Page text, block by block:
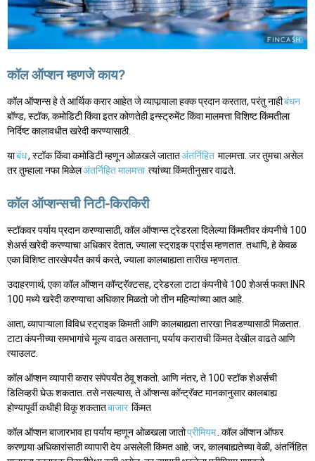
कॉल ऑप्शन म्हणजे काय?
कॉल ऑप्शन्स हे ते आर्थिक करार आहेत जे व्यापार्‍याला हक्क प्रदान करतात, परंतु नाहीबंधन
बॉण्ड, स्टॉक, कमोडिटी किंवा इतर कोणतेही इन्स्ट्रुमेंट किंवा मालमत्ता विशिष्ट किंमतीला
निर्दिष्ट कालावधीत खरेदी करण्यासाठी.
याबंध, स्टॉक किंवा कमोडिटी म्हणून ओळखले जातातअंतर्निहित मालमत्ता. जर तुमचा असेल
तर तुम्हाला नफा मिळेलअंतर्निहित मालमत्ता त्यांच्या किंमतीनुसार वाढते.
कॉल ऑप्शन्सची निटी-किरकिरी
स्टॉकवर पर्याय प्रदान करण्यासाठी, कॉल ऑप्शन्स ट्रेडरला दिलेल्या किंमतीवर कंपनीचे 100
शेअर्स खरेदी करण्याचा अधिकार देतात, ज्याला स्ट्राइक प्राईस म्हणतात. तथापि, हे केवळ
एका विशिष्ट तारखेपर्यंत कार्य करते, ज्याला कालबाह्यता तारीख म्हणतात.
उदाहरणार्थ, एका कॉल ऑप्शन कॉन्ट्रॅक्टसह, ट्रेडरला टाटा कंपनीचे 100 शेअर्स फक्त INR
100 मध्ये खरेदी करण्याचा अधिकार मिळतो जो तीन महिन्यांच्या आत आहे.
आता, व्यापाऱ्याला विविध स्ट्राइक किमती आणि कालबाह्यता तारखा निवडण्यासाठी मिळतात.
टाटा कंपनीच्या समभागांचे मूल्य वाढत असताना, पर्याय कराराची किंमत देखील वाढते आणि
त्याउलट.
कॉल ऑप्शन व्यापारी करार संपेपर्यंत ठेवू शकतो. आणि नंतर, ते 100 स्टॉक शेअर्सची
डिलिव्हरी घेऊ शकतात. तसे नसल्यास, ते ऑप्शन्स कॉन्ट्रॅक्ट मानकानुसार कालबाह्य
होण्यापूर्वी कधीही विकू शकतातबाजार किंमत
कॉल ऑप्शन बाजारभाव हा पर्याय म्हणून ओळखला जातोप्रीमियम . कॉल ऑप्शन ऑफर
करणार्‍या अधिकारांसाठी व्यापारी देय असलेली किंमत आहे. जर, कालबाह्यतेच्या वेळी, अंतर्निहित